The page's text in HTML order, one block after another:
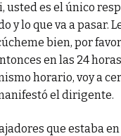
usted es el único
y lo que va a pasar.
bien, por
en las 24
horario, voy a
el dirigente.
que estaba en